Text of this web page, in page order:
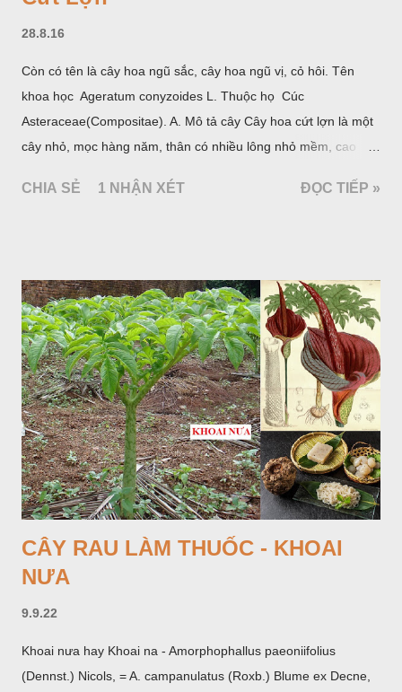
28.8.16
Còn có tên là cây hoa ngũ sắc, cây hoa ngũ vị, cỏ hôi. Tên
khoa học Ageratum conyzoides L. Thuộc họ Cúc
Asteraceae(Compositae). A. Mô tả cây Cây hoa cứt lợn là một
cây nhỏ, mọc hàng năm, thân có nhiều lông nhỏ mềm, cao
đối hình trứng hay 3 cạnh, dài 2-6cm, rộng 1-3cm, mép có
CHIA SẺ 1 NHẬN XÉT ĐỌC TIẾP »
CÂY RAU LÀM THUỐC - KHOAI
NƯA
9.9.22
Khoai nưa hay Khoai na - Amorphophallus paeoniifolius
(Dennst.) Nicols, = A. campanulatus (Roxb.) Blume ex Decne,